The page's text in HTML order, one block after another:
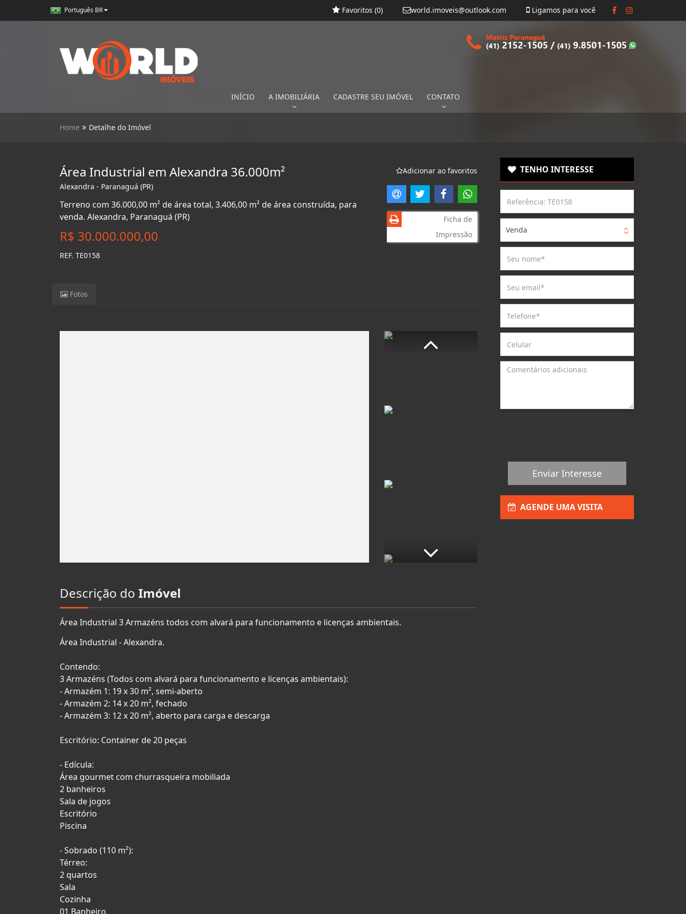
Português BR Ligamos para você
world.imoveis@outlook.com
Favoritos (0)
INÍCIO A IMOBILIÁRIA CADASTRE SEU IMÓVEL CONTATO
Home Detalhe do Imóvel
Área Industrial em Alexandra 36.000m²
Alexandra - Paranaguá (PR)
Terreno com 36.000,00 m² de área total, 3.406,00 m² de área construída, para
venda. Alexandra, Paranaguá (PR)
R$ 30.000.000,00
REF. TE0158
Adicionar ao favoritos
Ficha de
Impressão
Fotos
Descrição do Imóvel
Área Industrial 3 Armazéns todos com alvará para funcionamento e licenças ambientais.
Área Industrial - Alexandra.
Contendo:
3 Armazéns (Todos com alvará para funcionamento e licenças ambientais):
- Armazém 1: 19 x 30 m², semi-aberto
- Armazém 2: 14 x 20 m², fechado
- Armazém 3: 12 x 20 m², aberto para carga e descarga
Escritório: Container de 20 peças
- Edícula:
Área gourmet com churrasqueira mobiliada
2 banheiros
Sala de jogos
Escritório
Piscina
- Sobrado (110 m²):
Térreo:
2 quartos
Sala
Cozinha
01 Banheiro
TENHO INTERESSE
Venda
Enviar Interesse
AGENDE UMA VISITA